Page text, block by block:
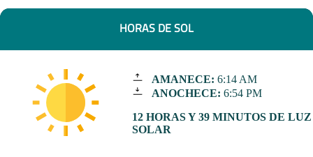
HORAS DE SOL
AMANECE: 6:14 AM
ANOCHECE: 6:54 PM
12 HORAS Y 39 MINUTOS DE LUZ
SOLAR